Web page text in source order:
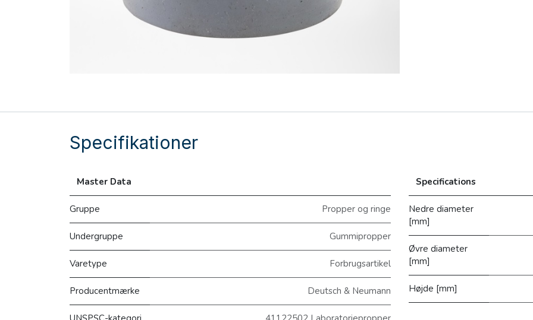
Specifikationer
Master Data
Gruppe Propper og ringe
Undergruppe Gummipropper
Varetype Forbrugsartikel
Producentmærke Deutsch & Neumann
Specifications
Nedre diameter
[mm]
Øvre diameter
[mm]
Højde [mm]